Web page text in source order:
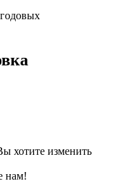
хотите изменить
нам!